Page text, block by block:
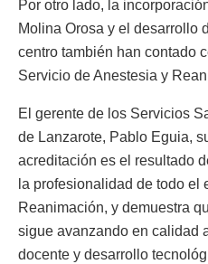
Por otro lado, la
Molina Orosa y el desarrollo
centro también han contado
Servicio de Anestesia y
El gerente de los Servicios
de Lanzarote, Pablo Eguia,
acreditación es el resultado
la profesionalidad de todo el
Reanimación, y demuestra
sigue avanzando en calidad
docente y desarrollo